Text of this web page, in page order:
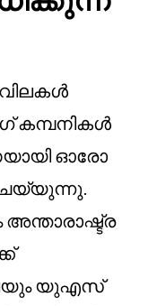
വിലകൾ
കമ്പനികൾ
ഓരോ
യുഎസ്